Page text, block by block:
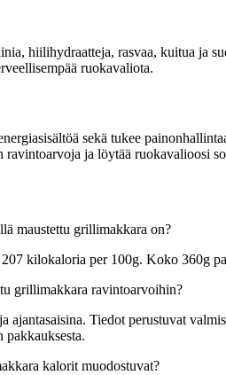
hiilihydraatteja, rasvaa, kuitua ja
ruokavaliota.
sekä tukee
ja löytää ruokavalioosi
maustettu grillimakkara on?
kilokaloria per 100g. Koko 360g
grillimakkara ravintoarvoihin?
ajantasaisina. Tiedot perustuvat
pakkauksesta.
kalorit muodostuvat?